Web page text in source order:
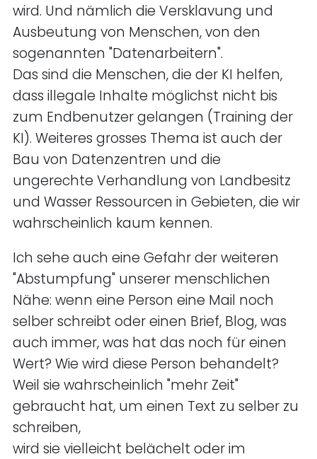
wird. Und nämlich die Versklavung und
Ausbeutung von Menschen, von den
sogenannten "Datenarbeitern".
Das sind die Menschen, die der KI helfen,
dass illegale Inhalte möglichst nicht bis
zum Endbenutzer gelangen (Training der
KI). Weiteres grosses Thema ist auch der
Bau von Datenzentren und die
ungerechte Verhandlung von Landbesitz
und Wasser Ressourcen in Gebieten, die wir
wahrscheinlich kaum kennen.
Ich sehe auch eine Gefahr der weiteren
"Abstumpfung" unserer menschlichen
Nähe: wenn eine Person eine Mail noch
selber schreibt oder einen Brief, Blog, was
auch immer, was hat das noch für einen
Wert? Wie wird diese Person behandelt?
Weil sie wahrscheinlich "mehr Zeit"
gebraucht hat, um einen Text zu selber zu
schreiben,
wird sie vielleicht belächelt oder im